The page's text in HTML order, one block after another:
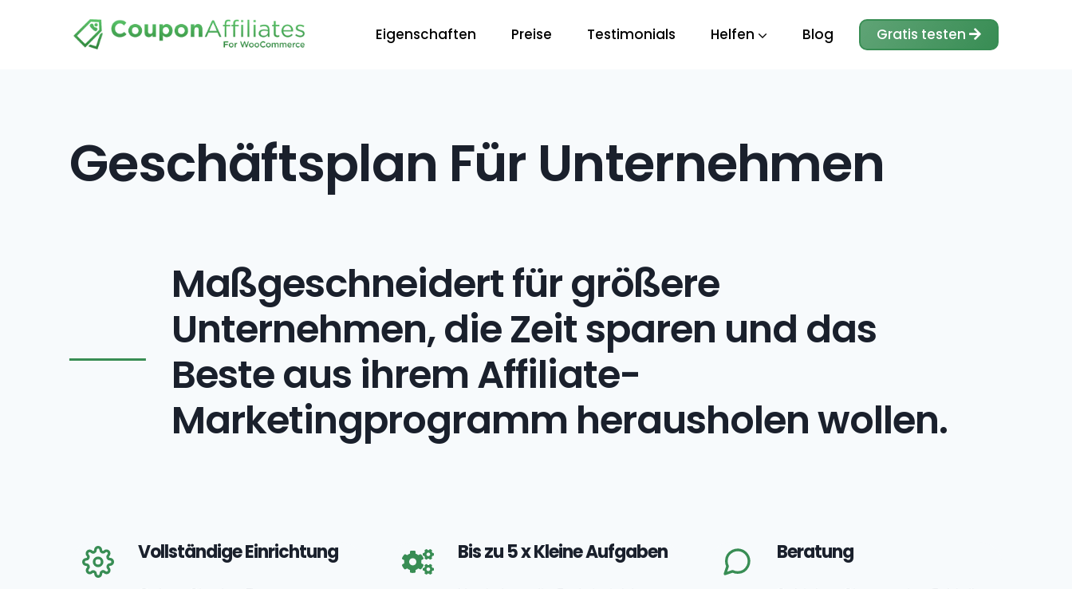
Eigenschaften Preise Testimonials Helfen Blog Gratis testen
Geschäftsplan Für Unternehmen
Maßgeschneidert für größere
Unternehmen, die Zeit sparen und das
Beste aus ihrem Affiliate-
Marketingprogramm herausholen wollen.
Vollständige Einrichtung Bis zu 5 x Kleine Aufgaben Beratung